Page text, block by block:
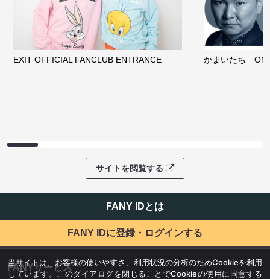
EXIT OFFICIAL FANCLUB ENTRANCE かまいたち
サイトを閲覧する
FANY IDとは
FANY IDに登録・ログインする
FANYサービス
当サイトは、お客様の使いやすさ、利用状況の分析のためCookieを利用
しています。このダイアログを閉じることでCookieの使用に同意する